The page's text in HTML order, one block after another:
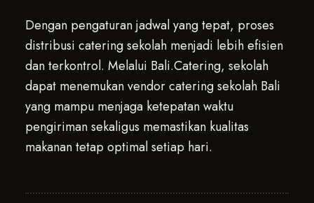
Dengan pengaturan jadwal yang tepat, proses
distribusi catering sekolah menjadi lebih efisien
dan terkontrol. Melalui Bali.Catering, sekolah
dapat menemukan vendor catering sekolah Bali
yang mampu menjaga ketepatan waktu
pengiriman sekaligus memastikan kualitas
makanan tetap optimal setiap hari.